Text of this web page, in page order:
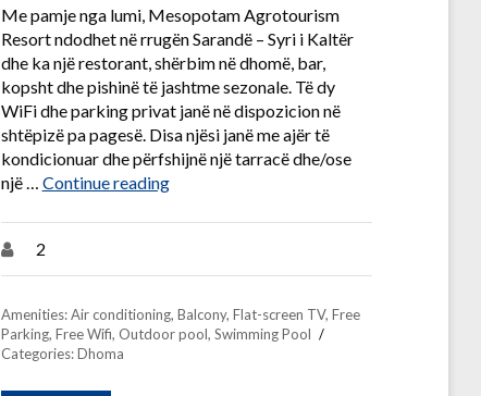
Me pamje nga lumi, Mesopotam Agrotourism
Resort ndodhet në rrugën Sarandë – Syri i Kaltër
dhe ka një restorant, shërbim në dhomë, bar,
kopsht dhe pishinë të jashtme sezonale. Të dy
WiFi dhe parking privat janë në dispozicion në
shtëpizë pa pagesë. Disa njësi janë me ajër të
kondicionuar dhe përfshijnë një tarracë dhe/ose
një … Continue reading“Mesopotam Agrotourism Resort”
2
Amenities: Air conditioning, Balcony, Flat-screen TV, Free
Parking, Free Wifi, Outdoor pool, Swimming Pool
Categories: Dhoma